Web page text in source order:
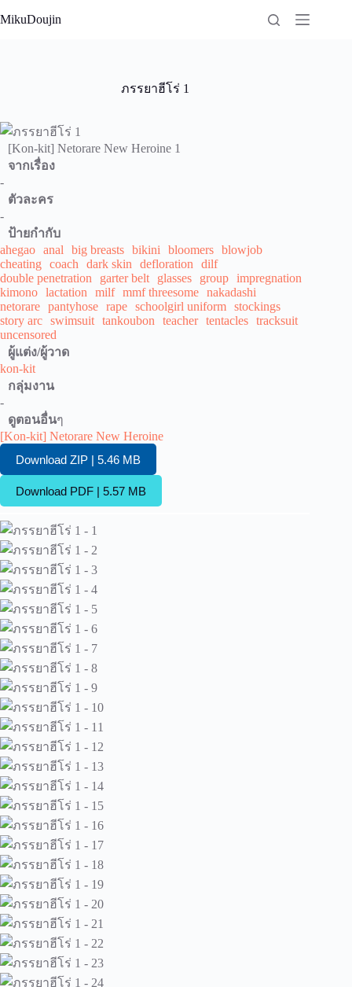
to
MikuDoujin
ภรรยาฮีโร่ 1
[Kon-kit] Netorare New Heroine 1
จากเรื่อง
-
ตัวละคร
-
ป้ายกำกับ
ahegao anal big breasts bikini bloomers blowjob
cheating coach dark skin defloration
dilf
double penetration
garter belt glasses group impregnation
kimono lactation milf mmf threesome nakadashi
netorare pantyhose rape schoolgirl uniform stockings
story arc swimsuit tankoubon teacher tentacles tracksuit
uncensored
ผู้แต่ง/ผู้วาด
kon-kit
กลุ่มงาน
-
ดูตอนอื่นๆ
[Kon-kit] Netorare New Heroine
Download ZIP | 5.46 MB
Download PDF | 5.57 MB